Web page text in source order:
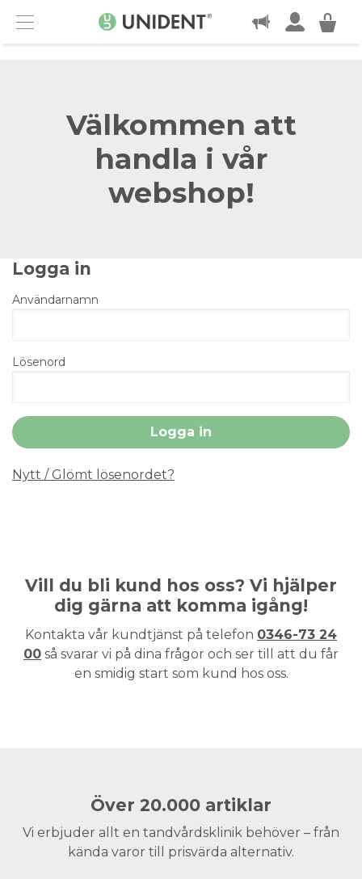
Menu
KONTAKT
Välkommen att
handla i vår
webshop!
Logga in
Användarnamn
Lösenord
Nytt / Glömt lösenordet?
Vill du bli kund hos oss? Vi hjälper
dig gärna att komma igång!
Kontakta vår kundtjänst på telefon 0346-73 24
00 så svarar vi på dina frågor och ser till att du får
en smidig start som kund hos oss.
Över 20.000 artiklar
Vi erbjuder allt en tandvårdsklinik behöver – från
kända varor till prisvärda alternativ.